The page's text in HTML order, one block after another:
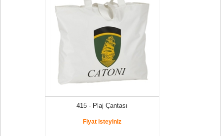
415 - Plaj Çantası
Fiyat isteyiniz